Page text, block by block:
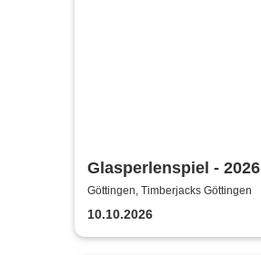
Glasperlenspiel - 2026
Göttingen, Timberjacks Göttingen
10.10.2026